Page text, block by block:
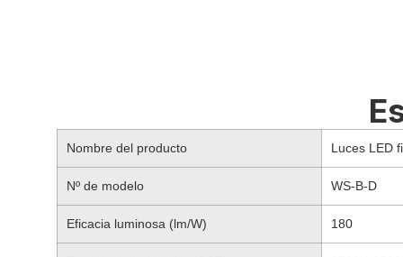
Nombre del producto Luces LED
Nº de modelo WS-B-D
Eficacia luminosa (lm/W) 180